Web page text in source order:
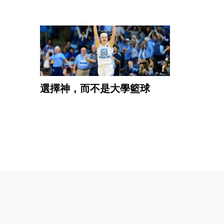
選擇神，而不是大學籃球